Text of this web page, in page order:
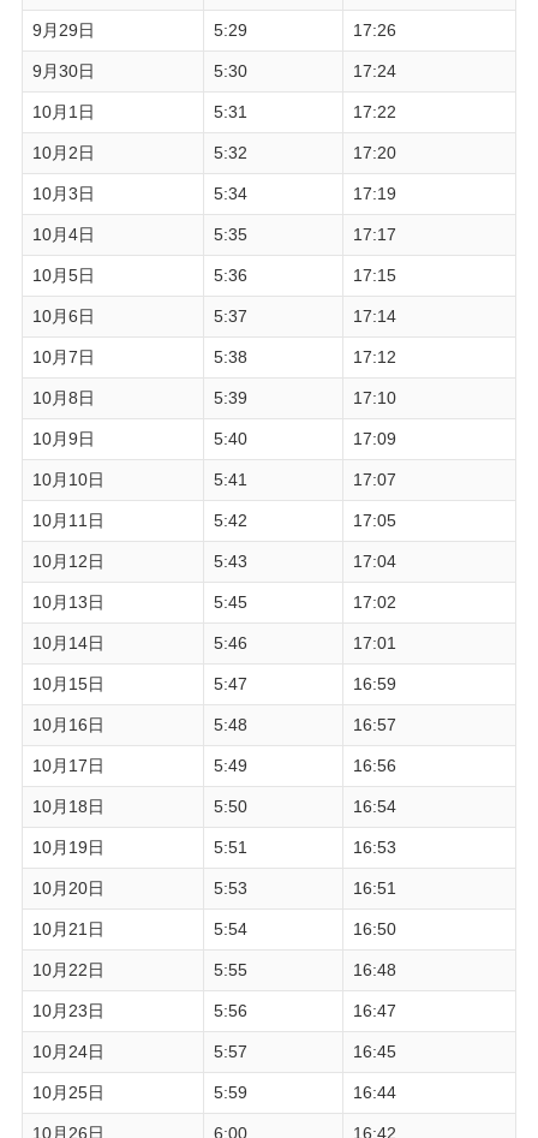
9月29日 5:29 17:26
9月30日 5:30 17:24
10月1日 5:31 17:22
10月2日 5:32 17:20
10月3日 5:34 17:19
10月4日 5:35 17:17
10月5日 5:36 17:15
10月6日 5:37 17:14
10月7日 5:38 17:12
10月8日 5:39 17:10
10月9日 5:40 17:09
10月10日 5:41 17:07
10月11日 5:42 17:05
10月12日 5:43 17:04
10月13日 5:45 17:02
10月14日 5:46 17:01
10月15日 5:47 16:59
10月16日 5:48 16:57
10月17日 5:49 16:56
10月18日 5:50 16:54
10月19日 5:51 16:53
10月20日 5:53 16:51
10月21日 5:54 16:50
10月22日 5:55 16:48
10月23日 5:56 16:47
10月24日 5:57 16:45
10月25日 5:59 16:44
10月26日 6:00 16:42